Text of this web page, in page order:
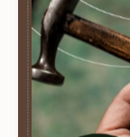
REPAIR
定休日火曜日
営業時間
＊＊＊＊＊＊